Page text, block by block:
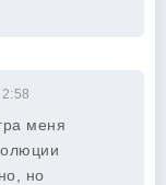
меня
но